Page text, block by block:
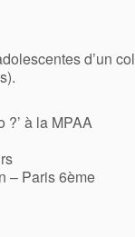
d’un
?’ à la MPAA
– Paris 6ème